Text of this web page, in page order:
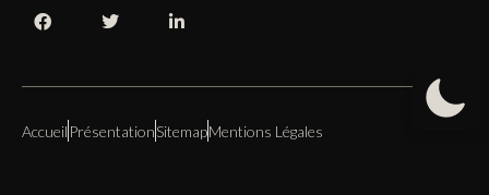
Accueil PrésentationSitemapMentions Légales